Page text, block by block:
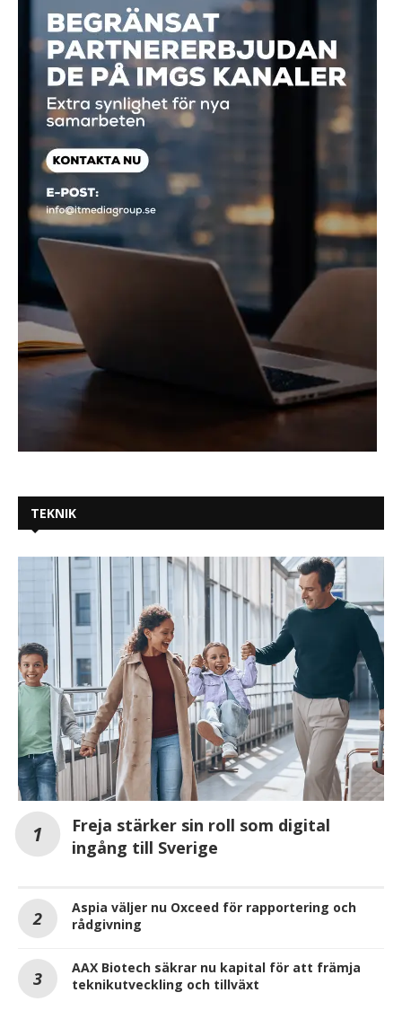
TEKNIK
Freja stärker sin roll som digital
ingång till Sverige
Aspia väljer nu Oxceed för rapportering och
rådgivning
AAX Biotech säkrar nu kapital för att främja
teknikutveckling och tillväxt